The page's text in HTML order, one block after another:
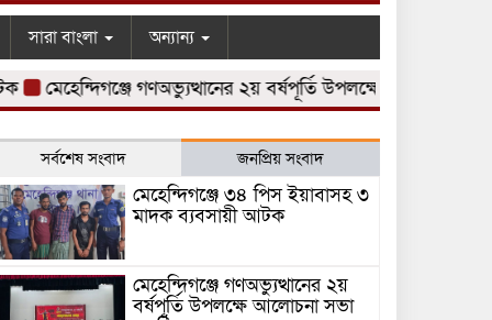
সারা বাংলা অন্যান্য
গণঅভ্যুত্থানের ২য় বর্ষপূর্তি উপলক্ষে আলোচনা সভা
সর্বশেষ সংবাদ জনপ্রিয় সংবাদ
মেহেন্দিগঞ্জে ৩৪ পিস ইয়াবাসহ ৩
মাদক ব্যবসায়ী আটক
মেহেন্দিগঞ্জে গণঅভ্যুত্থানের ২য়
বর্ষপূর্তি উপলক্ষে আলোচনা সভা